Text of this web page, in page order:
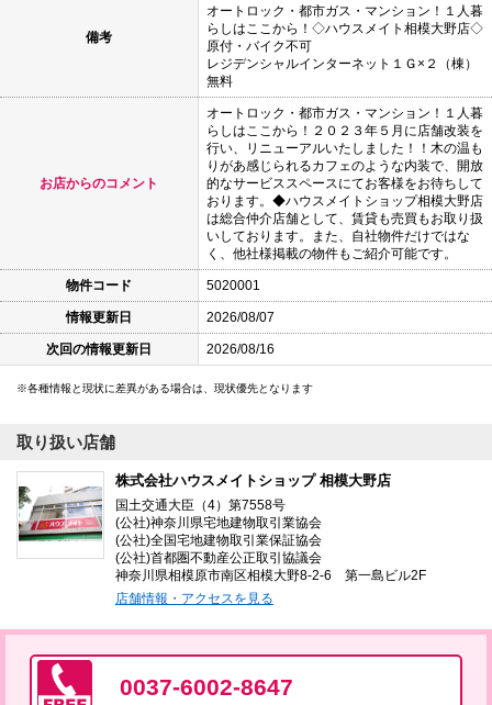
備考
オートロック・都市ガス・マンション！１人暮
らしはここから！◇ハウスメイト相模大野店◇
原付・バイク不可
レジデンシャルインターネット１Ｇ×２（棟）
無料
お店からのコメント
オートロック・都市ガス・マンション！１人暮
らしはここから！２０２３年５月に店舗改装を
行い、リニューアルいたしました！！木の温も
りがあ感じられるカフェのような内装で、開放
的なサービススペースにてお客様をお待ちして
おります。◆ハウスメイトショップ相模大野店
は総合仲介店舗として、賃貸も売買もお取り扱
いしております。また、自社物件だけではな
く、他社様掲載の物件もご紹介可能です。
物件コード 5020001
情報更新日 2026/08/07
次回の情報更新日 2026/08/16
各種情報と現状に差異がある場合は、現状優先となります
取り扱い店舗
株式会社ハウスメイトショップ 相模大野店
国土交通大臣（4）第7558号
(公社)神奈川県宅地建物取引業協会
(公社)全国宅地建物取引業保証協会
(公社)首都圏不動産公正取引協議会
神奈川県相模原市南区相模大野8-2-6 第一島ビル2F
店舗情報・アクセスを見る
0037-6002-8647